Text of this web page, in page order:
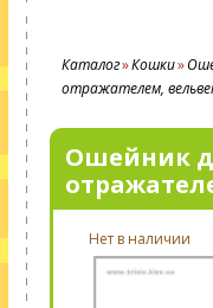
Каталог Кошки
отражателем,
Ошейник
Нет в наличии